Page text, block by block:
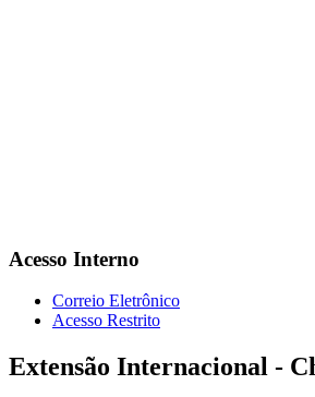
Acesso Interno
Correio Eletrônico
Acesso Restrito
Extensão Internacional -